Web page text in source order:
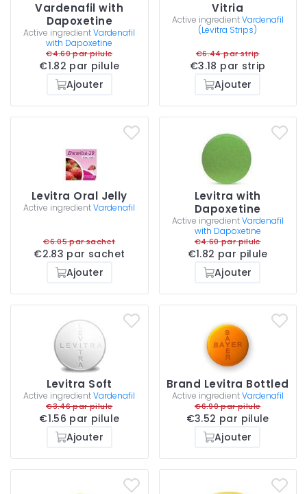
Vardenafil with
Dapoxetine
Active ingredientVardenafil
with Dapoxetine
€4.60 par pilule
€1.82 par pilule
Ajouter
Vitria
Active ingredientVardenafil
(Levitra Strips)
€6.44 par strip
€3.18 par strip
Ajouter
Levitra Oral Jelly
Active ingredientVardenafil
€6.05 par sachet
€2.83 par sachet
Ajouter
Levitra with
Dapoxetine
Active ingredientVardenafil
with Dapoxetine
€4.60 par pilule
€1.82 par pilule
Ajouter
Levitra Soft
Active ingredientVardenafil
€3.46 par pilule
€1.56 par pilule
Ajouter
Brand Levitra Bottled
Active ingredientVardenafil
€6.90 par pilule
€3.52 par pilule
Ajouter